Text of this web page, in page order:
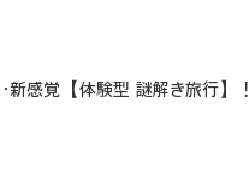
・新感覚【体験型 謎解き旅行】！